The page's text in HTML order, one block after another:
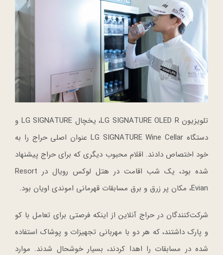
تلویزیون LG SIGNATURE OLED R، یخچال LG SIGNATURE و
دستگاه LG SIGNATURE Wine Cellar عنوان اصلی حراج را به
خود اختصاص دادند. اقلام محبوب دیگری که برای حراج پیشنهاد
شده بود، یک شب اقامت در هتل لوکس رویال در Resort
Evian، مکان پر زرق و برق مسابقات قهرمانی اموندی اویان بود.
شرکت‌کنندگان در حراج آنلاین از اینکه فرصتی برای تعامل با کو
و پارک داشتند، که هر دو با مهربانی تجهیزات و پوشاک استفاده
شده در مسابقات را اهدا کردند، بسیار خوشحال شدند. موارد